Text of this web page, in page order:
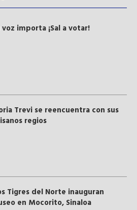
voz importa ¡Sal a votar!
Trevi se reencuentra con sus
regios
Tigres del Norte inauguran
en Mocorito, Sinaloa